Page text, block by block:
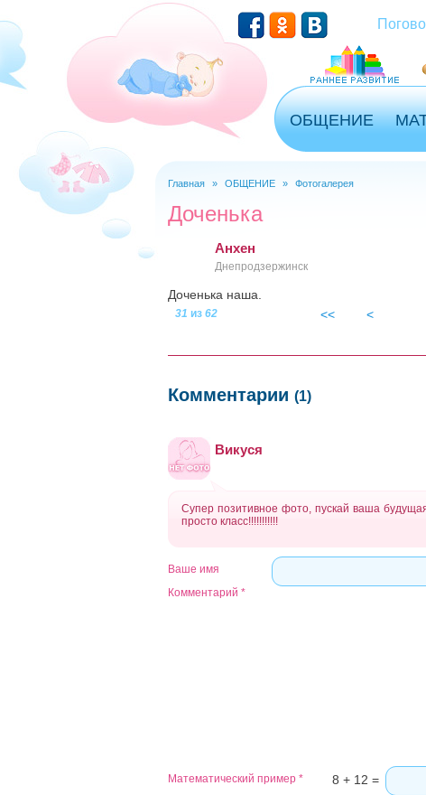
Перейти к основному содержанию
ОБЩЕНИЕ
Главная » ОБЩЕНИЕ » Фотогалерея
Доченька
Анхен
Днепродзержинск
Доченька наша.
31 из 62 << <
Комментарии (1)
Викуся
Супер позитивное фото, пускай ваша
просто класс!!!!!!!!!!!
Ваше имя
Комментарий *
Математический пример * 8 + 12 =